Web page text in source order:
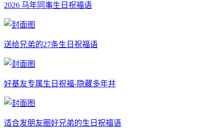
2026 马年同事生日祝福语
送给兄弟的27条生日祝福语
好基友专属生日祝福-隐藏多年并
适合发朋友圈好兄弟的生日祝福语